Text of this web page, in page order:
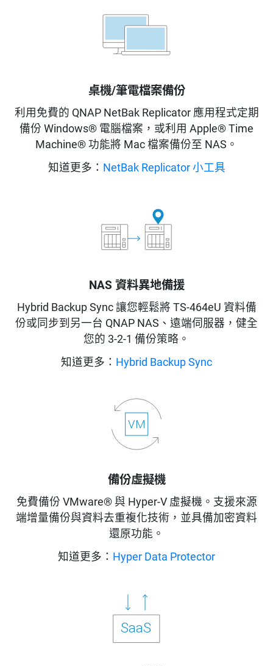
桌機/筆電檔案備份
利用免費的 QNAP NetBak Replicator 應用程式定期
備份 Windows® 電腦檔案，或利用 Apple® Time
Machine® 功能將 Mac 檔案備份至 NAS。
知道更多： NetBak Replicator 小工具
NAS 資料異地備援
Hybrid Backup Sync 讓您輕鬆將 TS-464eU 資料備
份或同步到另一台 QNAP NAS、遠端伺服器，健全
您的 3-2-1 備份策略。
知道更多： Hybrid Backup Sync
備份虛擬機
免費備份 VMware® 與 Hyper-V 虛擬機。支援來源
端增量備份與資料去重複化技術，並具備加密資料
還原功能。
知道更多： Hyper Data Protector